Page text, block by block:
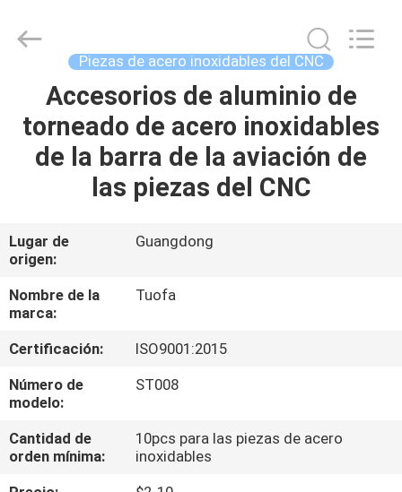
CASA.
PRODUCTOS
SOBRE
NOSOTROS
RECORRIDO
POR
LA
Tuofa
Technology
Piezas de acero inoxidables del CNC
Accesorios de aluminio de
torneado de acero inoxidables
de la barra de la aviación de
las piezas del CNC
Lugar de
origen:
Guangdong
Nombre de la
marca:
Tuofa
Certificación:
ISO9001:2015
Número de
modelo:
ST008
Cantidad de
orden mínima:
10pcs para las piezas de acero
inoxidables